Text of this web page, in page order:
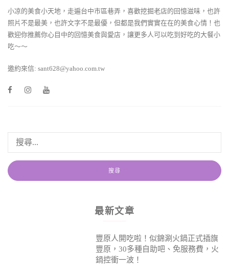
小凉的美食小天地，走遍台中市區巷弄，喜歡挖掘老店的回憶滋味，也許
照片不是最美，也許文字不是最優，但都是我們實實在在的美食心情！也
歡迎你推薦你心目中的回憶美食與愛店，讓更多人可以吃到好吃的大餐小
吃～～
邀約來信: sant628@yahoo.com.tw
最新文章
豐原人開吃啦！似錦涮火鍋正式插旗
豐原，30多種自助吧、免服務費，火
鍋控衝一波！